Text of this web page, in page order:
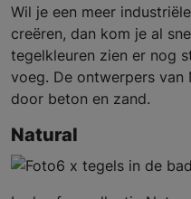
Wil je een meer
creëren, dan kom je al
tegelkleuren zien er nog
voeg. De ontwerpers van
door beton en zand.
Natural